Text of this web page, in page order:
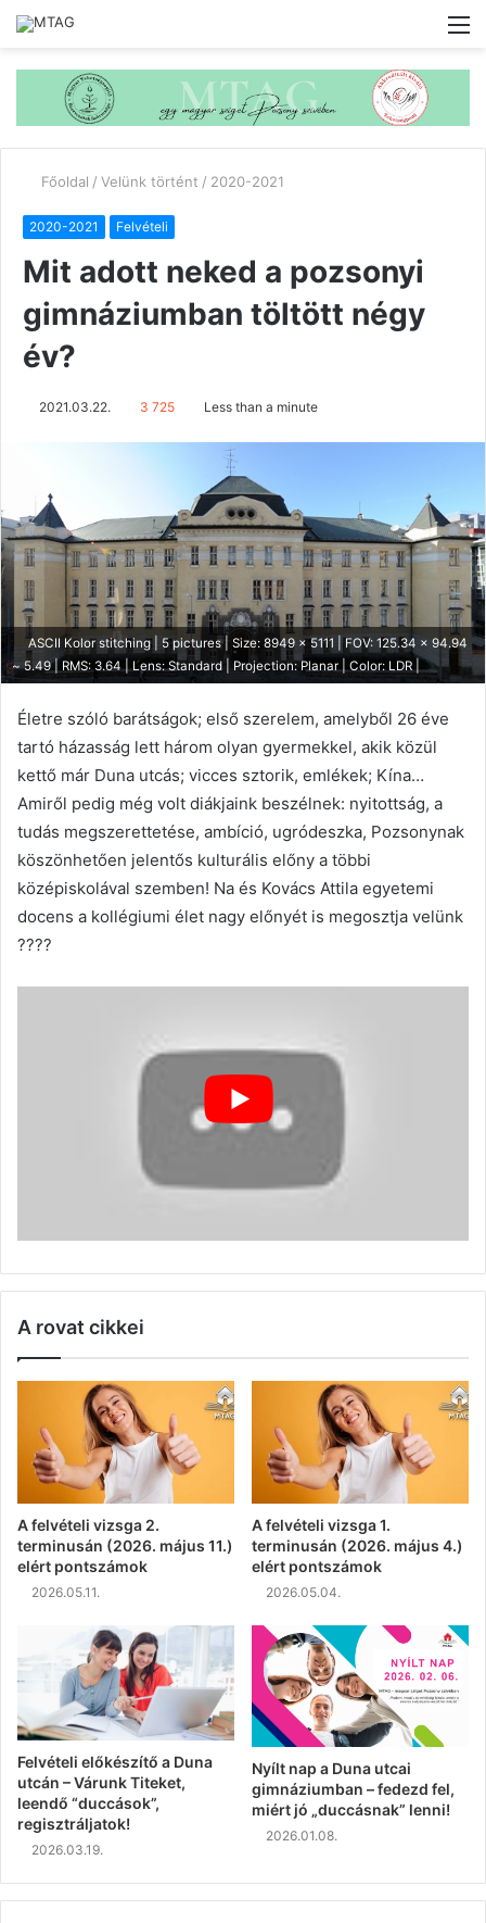
Főoldal / Velünk történt / 2020-2021
2020-2021 Felvételi
Mit adott neked a pozsonyi
gimnáziumban töltött négy
év?
2021.03.22. 3 725 Less than a minute
ASCII Kolor stitching | 5 pictures | Size: 8949 x 5111 | FOV: 125.34 x 94.94
~ 5.49 | RMS: 3.64 | Lens: Standard | Projection: Planar | Color: LDR |
Életre szóló barátságok; első szerelem, amelyből 26 éve
tartó házasság lett három olyan gyermekkel, akik közül
kettő már Duna utcás; vicces sztorik, emlékek; Kína…
Amiről pedig még volt diákjaink beszélnek: nyitottság, a
tudás megszerettetése, ambíció, ugródeszka, Pozsonynak
köszönhetően jelentős kulturális előny a többi
középiskolával szemben! Na és Kovács Attila egyetemi
docens a kollégiumi élet nagy előnyét is megosztja velünk
????
A rovat cikkei
A felvételi vizsga 2.
terminusán (2026. május 11.)
elért pontszámok
2026.05.11.
A felvételi vizsga 1.
terminusán (2026. május 4.)
elért pontszámok
2026.05.04.
Felvételi előkészítő a Duna
utcán – Várunk Titeket,
leendő “duccások”,
regisztráljatok!
2026.03.19.
Nyílt nap a Duna utcai
gimnáziumban – fedezd fel,
miért jó „duccásnak” lenni!
2026.01.08.